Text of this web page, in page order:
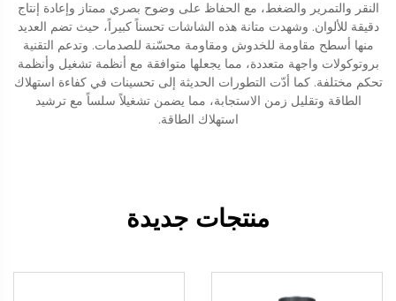
النقر والتمرير والضغط، مع الحفاظ على وضوح بصري ممتاز وإعادة إنتاج
دقيقة للألوان. وشهدت متانة هذه الشاشات تحسناً كبيراً، حيث تضم العديد
منها أسطح مقاومة للخدوش ومقاومة محسّنة للصدمات. وتدعم التقنية
بروتوكولات واجهة متعددة، مما يجعلها متوافقة مع أنظمة تشغيل وأنظمة
تحكم مختلفة. كما أدّت التطورات الحديثة إلى تحسينات في كفاءة استهلاك
الطاقة وتقليل زمن الاستجابة، مما يضمن تشغيلاً سلساً مع ترشيد
استهلاك الطاقة.
منتجات جديدة